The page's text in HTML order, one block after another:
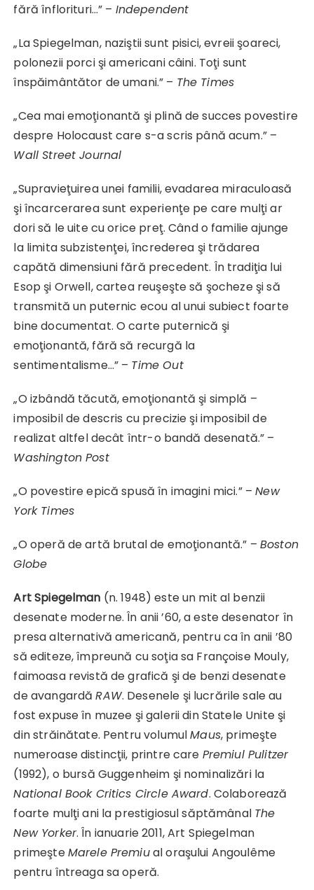
fără înflorituri…” – Independent
„La Spiegelman, naziştii sunt pisici, evreii şoareci,
polonezii porci şi americani câini. Toţi sunt
înspăimântător de umani.” – The Times
„Cea mai emoţionantă şi plină de succes povestire
despre Holocaust care s-a scris până acum.” –
Wall Street Journal
„Supravieţuirea unei familii, evadarea miraculoasă
şi încarcerarea sunt experienţe pe care mulţi ar
dori să le uite cu orice preţ. Când o familie ajunge
la limita subzistenţei, încrederea şi trădarea
capătă dimensiuni fără precedent. În tradiţia lui
Esop şi Orwell, cartea reuşeşte să şocheze şi să
transmită un puternic ecou al unui subiect foarte
bine documentat. O carte puternică şi
emoţionantă, fără să recurgă la
sentimentalisme…” – Time Out
„O izbândă tăcută, emoţionantă şi simplă –
imposibil de descris cu precizie şi imposibil de
realizat altfel decât într-o bandă desenată.” –
Washington Post
„O povestire epică spusă în imagini mici.” –New
York Times
„O operă de artă brutal de emoţionantă.” – Boston
Globe
Art Spiegelman (n. 1948) este un mit al benzii
desenate moderne. În anii ’60, a este desenator în
presa alternativă americană, pentru ca în anii ’80
să editeze, împreună cu soţia sa Françoise Mouly,
faimoasa revistă de grafică şi de benzi desenate
de avangardăRAW. Desenele şi lucrările sale au
fost expuse în muzee şi galerii din Statele Unite şi
din străinătate. Pentru volumulMaus, primeşte
numeroase distincţii, printre care Premiul Pulitzer
(1992), o bursă Guggenheim şi nominalizări la
National Book Critics Circle Award. Colaborează
foarte mulţi ani la prestigiosul săptămânal The
New Yorker. În ianuarie 2011, Art Spiegelman
primeşteMarele Premiual oraşului Angoulême
pentru întreaga sa operă.